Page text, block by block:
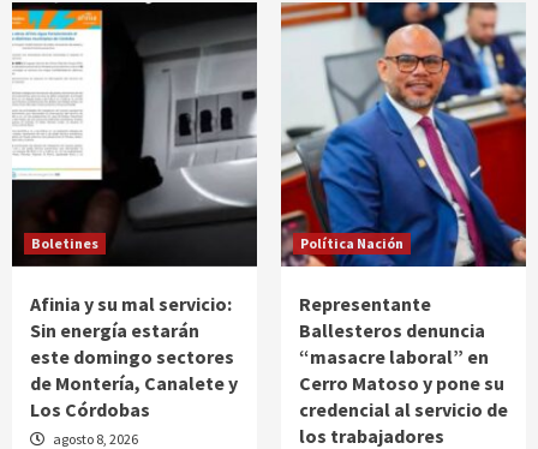
Boletines
Afinia y su mal servicio:
Sin energía estarán
este domingo sectores
de Montería, Canalete y
Los Córdobas
agosto 8, 2026
Política Nación
Representante
Ballesteros denuncia
“masacre laboral” en
Cerro Matoso y pone su
credencial al servicio de
los trabajadores